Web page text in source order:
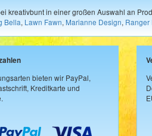
kreativbunt in einer großen Auswahl an
Bella, Lawn Fawn, Marianne Design, Ranger
bieten wir PayPal,
Kreditkarte und